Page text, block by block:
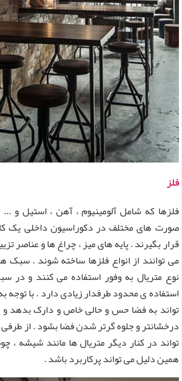
فلز
فلزها که شامل آلومینیوم ، آهن ، استیل و
صورت های مختلف در دکوراسیون داخلی یک
قرار بگیرند . پایه های میز ، چراغ ها و عناصر
می توانند از انواع فلزها ساخته شوند . سبک
نوع متریال به وفور استفاده می کنند و
استفاده ی محدود طرفدار زیادی دارد . با توجه
تواند به فضا حس و حالی خاص و دارک بدهد و
درخشانتر و جلوه گرتر شدن فضا بشود . از طرفی
تواند در کنار دیگر متریال ها مانند شیشه ،
همین دلیل می تواند پرکاربرد باشد .